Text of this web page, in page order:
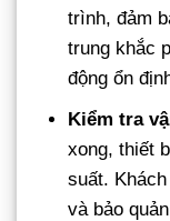
trình, đảm
trung khắc
động ổn
Kiểm tra
xong, thiết
suất.
và bảo